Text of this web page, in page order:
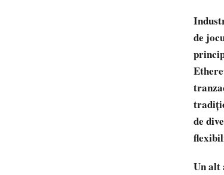
de
de
Un alt